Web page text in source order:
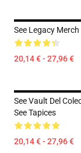
See Legacy Merch
20,14 € - 27,96 €
See Vault Del
See Tapices
20,14 € - 27,96 €